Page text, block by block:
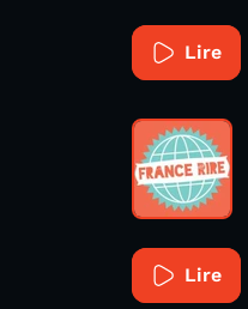
Lire
Lire